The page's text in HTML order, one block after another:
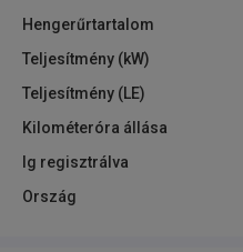
Hengerűrtartalom
Teljesítmény (kW)
Teljesítmény (LE)
Kilométeróra állása
Ig regisztrálva
Ország